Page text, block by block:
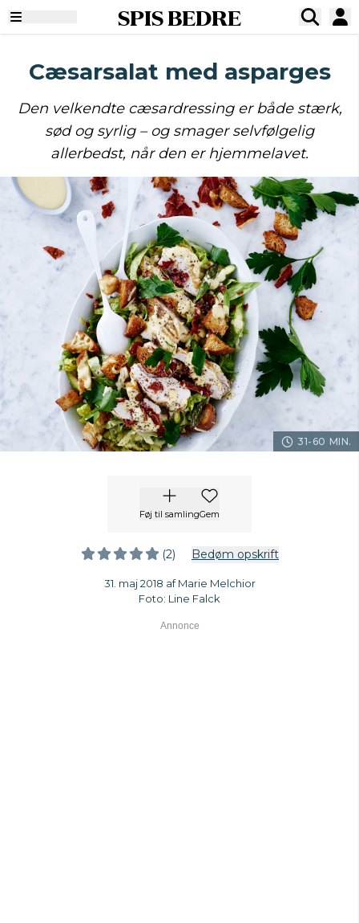
SPIS BEDRE
Cæsarsalat med asparges
Den velkendte cæsardressing er både stærk,
sød og syrlig – og smager selvfølgelig
allerbedst, når den er hjemmelavet.
31-60 MIN.
Føj til samlingGem
(2) Bedøm opskrift
31. maj 2018 af Marie Melchior
Foto: Line Falck